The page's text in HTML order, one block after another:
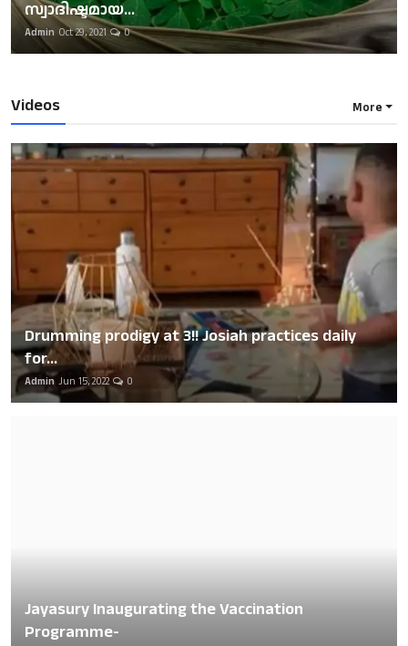
സ്വാദിഷ്ടമായ...
Admin Oct 29, 2021 0
Videos More
Drumming prodigy at 3!! Josiah practices daily
for...
Admin Jun 15, 2022 0
Jayasury Inaugurating the Vaccination
Programme-